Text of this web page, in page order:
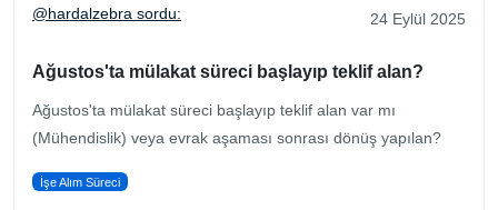
@hardalzebra sordu: 24 Eylül 2025
Ağustos'ta mülakat süreci başlayıp teklif alan?
Ağustos'ta mülakat süreci başlayıp teklif alan var mı
(Mühendislik) veya evrak aşaması sonrası dönüş yapılan?
İşe Alım Süreci